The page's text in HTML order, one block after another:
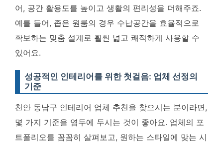
어, 공간 활용도를 높이고 생활의 편리성을 더해주죠.
예를 들어, 좁은 원룸의 경우 수납공간을 효율적으로
확보하는 맞춤 설계로 훨씬 넓고 쾌적하게 사용할 수
있어요.
성공적인 인테리어를 위한 첫걸음: 업체 선정의
기준
천안 동남구 인테리어 업체 추천을 찾으시는 분이라면,
몇 가지 기준을 염두에 두시는 것이 좋아요. 업체의 포
트폴리오를 꼼꼼히 살펴보고, 원하는 스타일에 맞는 시